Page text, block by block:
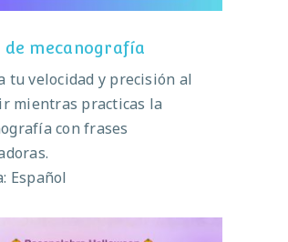
de mecanografía
tu velocidad y precisión al
mientras practicas la
con frases
Español